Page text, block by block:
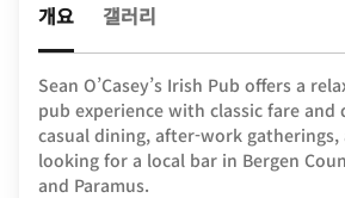
개요 갤러리
Sean O’Casey’s Irish Pub offers a
pub experience with classic fare
casual dining, after-work gatherings,
looking for a local bar in Bergen
and Paramus.